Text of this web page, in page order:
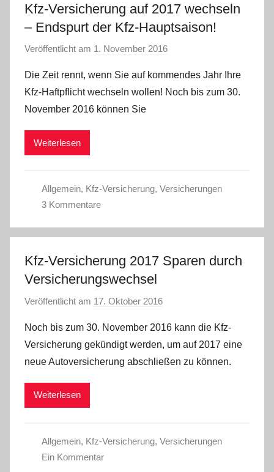
Kfz-Versicherung auf 2017 wechseln
– Endspurt der Kfz-Hauptsaison!
Veröffentlicht am 1. November 2016
n
C
Die Zeit rennt, wenn Sie auf kommendes Jahr Ihre
Kfz-Haftpflicht wechseln wollen! Noch bis zum 30.
November 2016 können Sie
Weiterlesen
Allgemein, Kfz-Versicherung, Versicherungen
3 Kommentare
Kfz-Versicherung 2017 Sparen durch
Versicherungswechsel
Veröffentlicht am 17. Oktober 2016
n
C
W
Noch bis zum 30. November 2016 kann die Kfz-
Versicherung gekündigt werden, um auf 2017 eine
neue Autoversicherung abschließen zu können.
Weiterlesen
Allgemein, Kfz-Versicherung, Versicherungen
Ein Kommentar